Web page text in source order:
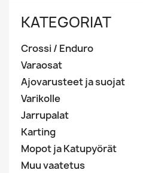
KATEGORIAT
Crossi / Enduro
Varaosat
Ajovarusteet ja suojat
Varikolle
Jarrupalat
Karting
Mopot ja Katupyörät
Muu vaatetus